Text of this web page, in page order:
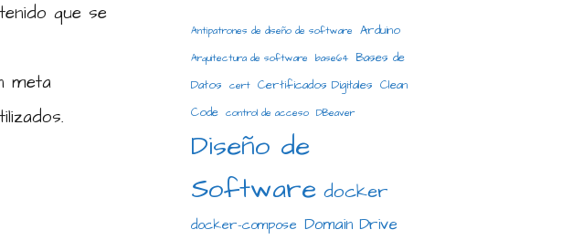
que se
meta
Antipatrones de diseño de software Arduino
Arquitectura de software base64 Bases de
Datos
cert Certificados Digitales Clean
Code control de acceso DBeaver
Diseño de
Software docker
docker-compose Domain Drive